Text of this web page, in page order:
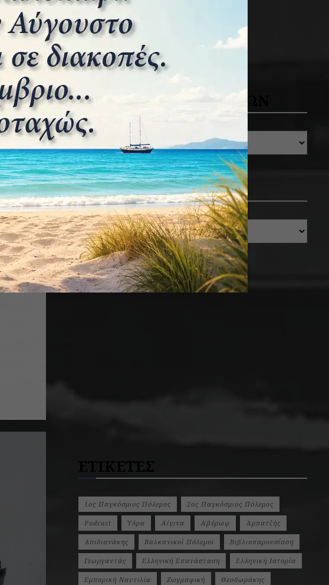
ΑΡΧΕΙΟ ΔΗΜΟΣΙΕΥΣΕΩΝ
ΚΑΤΗΓΟΡΙΕΣ
1ος Παγκόσμιος Πόλεμος 2ος Παγκόσμιος Πόλεμος
Podcast Ύδρα Αίγινα Αβέρωφ Αμπατζής
Απιδιανάκης Βαλκανικοί Πόλεμοι Βιβλιοπαρουσίαση
Γεωργαντάς Ελληνική Επανάσταση Ελληνική Ιστορία
Εμπορική Ναυτιλία Ζωγραφική Θεοδωράκης